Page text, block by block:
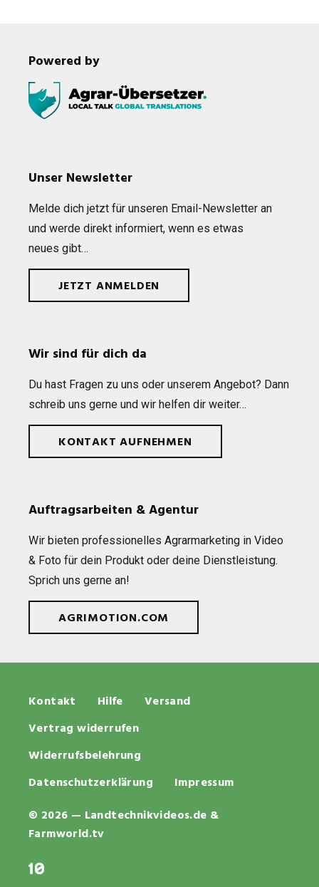
Powered by
Unser Newsletter
Melde dich jetzt für unse­ren Email-News­let­ter an
und werde direkt infor­miert, wenn es etwas
neues gibt…
JETZT ANMELDEN
Wir sind für dich da
Du hast Fra­gen zu uns oder unse­rem Ange­bot? Dann
schreib uns gerne und wir hel­fen dir weiter…
KONTAKT AUFNEHMEN
Auftragsarbeiten & Agentur
Wir bie­ten pro­fes­sio­nel­les Agrar­mar­ke­ting in Video
& Foto für dein Pro­dukt oder deine Dienst­leis­tung.
Sprich uns gerne an!
AGRIMOTION.COM
© 2026 — Landtechnikvideos.de &
Farmworld.tv
Kontakt Hilfe
Versand
Vertrag widerrufen
Widerrufsbelehrung
Datenschutzerklärung
Impressum